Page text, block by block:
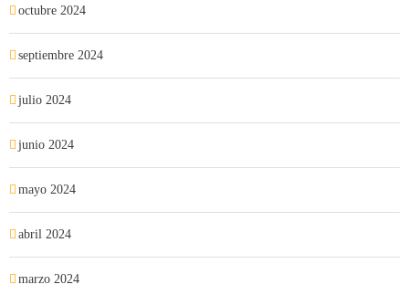
octubre 2024
septiembre 2024
julio 2024
junio 2024
mayo 2024
abril 2024
marzo 2024